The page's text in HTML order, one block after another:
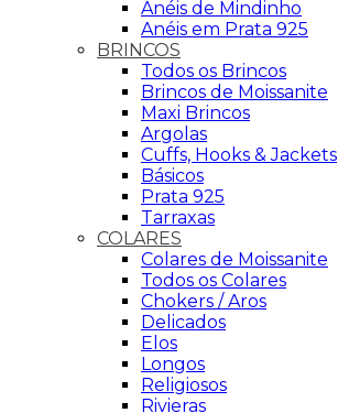
Anéis de Mindinho
Anéis em Prata 925
BRINCOS
Todos os Brincos
Brincos de Moissanite
Maxi Brincos
Argolas
Cuffs, Hooks & Jackets
Básicos
Prata 925
Tarraxas
COLARES
Colares de Moissanite
Todos os Colares
Chokers / Aros
Delicados
Elos
Longos
Religiosos
Rivieras